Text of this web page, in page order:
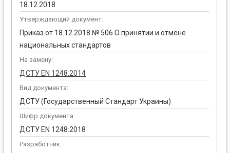
18.12.2018
Утверждающий документ:
Приказ от 18.12.2018 № 506 О принятии и отмене
национальных стандартов
На замену:
ДСТУ EN 1248:2014
Вид документа:
ДСТУ (Государственный Стандарт Украины)
Шифр документа:
ДСТУ EN 1248:2018
Разработчик: